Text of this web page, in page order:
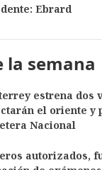
Ebrard
la semana
estrena dos
el oriente y
Nacional
autorizados,